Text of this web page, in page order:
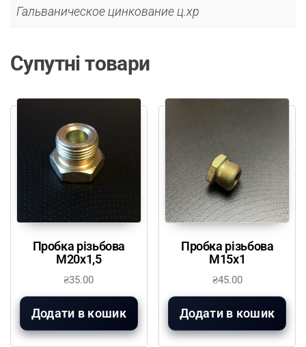
Гальваническое цинкование ц.хр
Супутні товари
Пробка різьбова
М20х1,5
₴35.00
Додати в кошик
Пробка різьбова
М15х1
₴45.00
Додати в кошик